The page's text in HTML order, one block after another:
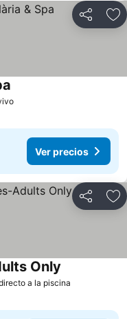
Compartir
Ver precios
Compartir
a la piscina
Only